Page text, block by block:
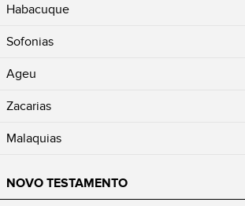
Habacuque
Sofonias
Ageu
Zacarias
Malaquias
NOVO TESTAMENTO